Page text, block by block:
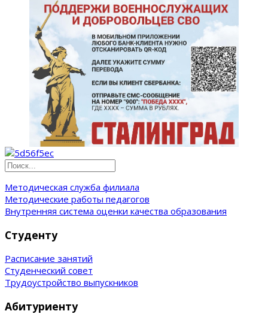
Методическая служба филиала
Методические работы педагогов
Внутренняя система оценки качества образования
Студенту
Расписание занятий
Студенческий совет
Трудоустройство выпускников
Абитуриенту